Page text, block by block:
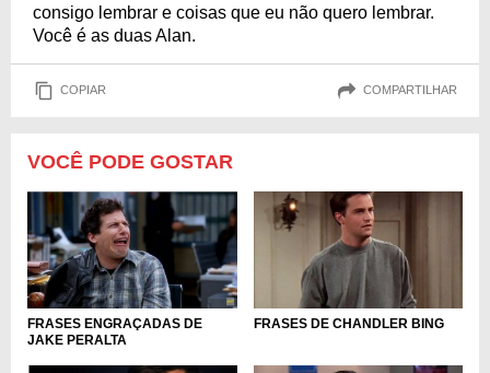
consigo lembrar e coisas que eu não quero lembrar.
Você é as duas Alan.
COPIAR COMPARTILHAR
VOCÊ PODE GOSTAR
FRASES ENGRAÇADAS DE
JAKE PERALTA
FRASES DE CHANDLER BING